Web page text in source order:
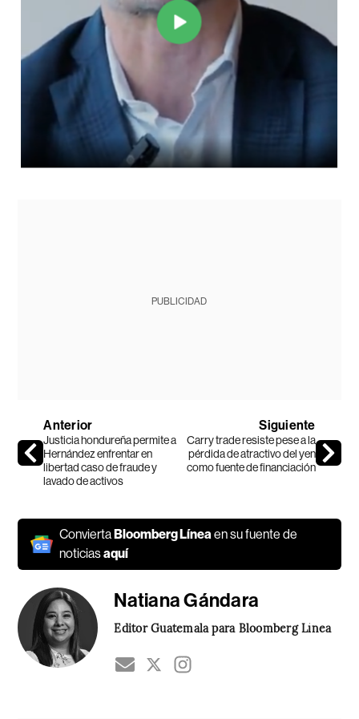
PUBLICIDAD
Anterior
Justicia hondureña permite a
Hernández enfrentar en
libertad caso de fraude y
lavado de activos
Siguiente
Carry trade resiste pese a la
pérdida de atractivo del yen
como fuente de financiación
ConviertaBloomberg Líneaen su fuente de
noticiasaquí
Natiana Gándara
Editor Guatemala para Bloomberg Línea